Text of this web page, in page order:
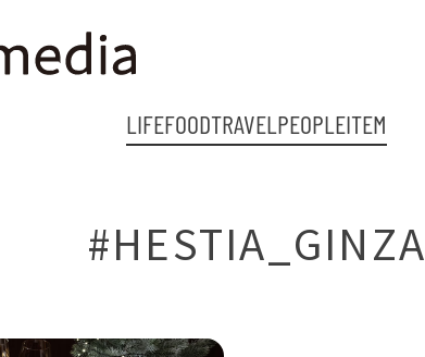
LIFEFOODTRAVELPEOPLEITEM
#HESTIA_GINZA